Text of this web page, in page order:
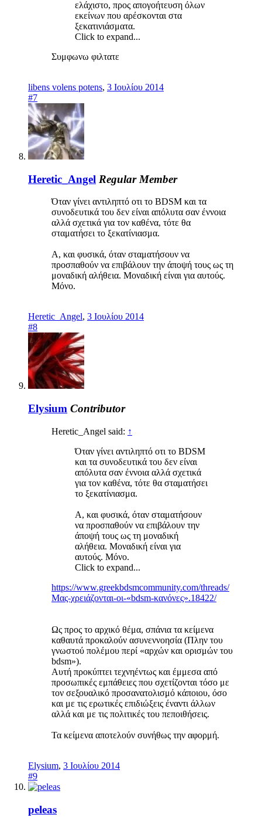
ελάχιστο, προς απογοήτευση όλων
εκείνων που αρέσκονται στα
ξεκατινιάσματα.
Click to expand...
Συμφωνω φιλτατε
libens volens potens, 3 Ιουλίου 2014
#7
Heretic_Angel Regular Member
Όταν γίνει αντιληπτό οτι το BDSM και τα
συνοδευτικά του δεν είναι απόλυτα σαν έννοια
αλλά σχετικά για τον καθένα, τότε θα
σταματήσει το ξεκατίνιασμα.
Α, και φυσικά, όταν σταματήσουν να
προσπαθούν να επιβάλουν την άποψή τους ως τη
μοναδική αλήθεια. Μοναδική είναι για αυτούς.
Μόνο.
Heretic_Angel, 3 Ιουλίου 2014
#8
Elysium Contributor
Heretic_Angel said: ↑
Όταν γίνει αντιληπτό οτι το BDSM
και τα συνοδευτικά του δεν είναι
απόλυτα σαν έννοια αλλά σχετικά
για τον καθένα, τότε θα σταματήσει
το ξεκατίνιασμα.
Α, και φυσικά, όταν σταματήσουν
να προσπαθούν να επιβάλουν την
άποψή τους ως τη μοναδική
αλήθεια. Μοναδική είναι για
αυτούς. Μόνο.
Click to expand...
https://www.greekbdsmcommunity.com/threads/
Μας-χρειάζονται-οι-«bdsm-κανόνες».18422/
Ως προς το αρχικό θέμα, σπάνια τα κείμενα
καθαυτά προκαλούν ασυνεννοησία (Πλην του
γνωστού πολέμου περί «αρχών και ορισμών του
bdsm»).
Αυτή προκύπτει τεχνηέντως και έμμεσα από
προσωπικές εμπάθειες που σχετίζονται τόσο με
τον σεξουαλικό προσανατολισμό κάποιου, όσο
και με τις ερωτικές επιδιώξεις έναντι άλλων
αλλά και με τις πολιτικές του πεποιθήσεις.
Τα κείμενα αποτελούν συνήθως την αφορμή.
Elysium, 3 Ιουλίου 2014
#9
peleas